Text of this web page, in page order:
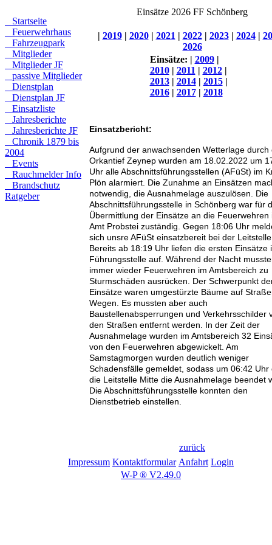
Startseite
Feuerwehrhaus
Fahrzeugpark
Mitglieder
Mitglieder JF
passive Mitglieder
Dienstplan
Dienstplan JF
Einsatzliste
Jahresberichte
Jahresberichte JF
Chronik 1879 bis
2004
Events
Rauchmelder Info
Brandschutz
Ratgeber
Einsätze 2026 FF Schönberg
| 2019| 2020| 2021 | 2022| 2023| 2024|
2026
Einsätze: | 2009|
2010| 2011 | 2012|
2013| 2014| 2015|
2016| 2017| 2018
Einsatzbericht:
Aufgrund der anwachsenden Wetterlage durch
Orkantief Zeynep wurden am 18.02.2022 um
Uhr alle Abschnittsführungsstellen (AFüSt) im
Plön alarmiert. Die Zunahme an Einsätzen
notwendig, die Ausnahmelage auszulösen. Die
Abschnittsführungsstelle in Schönberg war für
Übermittlung der Einsätze an die Feuerwehren
Amt Probstei zuständig. Gegen 18:06 Uhr
sich unsre AFüSt einsatzbereit bei der
Bereits ab 18:19 Uhr liefen die ersten Einsätze
Führungsstelle auf. Während der Nacht
immer wieder Feuerwehren im Amtsbereich zu
Sturmschäden ausrücken. Der Schwerpunkt
Einsätze waren umgestürzte Bäume auf
Wegen. Es mussten aber auch
Baustellenabsperrungen und Verkehrsschilder
den Straßen entfernt werden. In der Zeit der
Ausnahmelage wurden im Amtsbereich 32
von den Feuerwehren abgewickelt. Am
Samstagmorgen wurden deutlich weniger
Schadensfälle gemeldet, sodass um 06:42 Uhr
die Leitstelle Mitte die Ausnahmelage beendet
Die Abschnittsführungsstelle konnten den
Dienstbetrieb einstellen.
zurück
Impressum Kontaktformular Anfahrt Login
W-P ® V2.49.0